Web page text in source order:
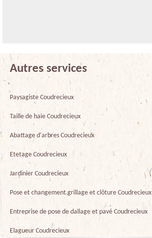
Autres services
Paysagiste Coudrecieux
Taille de haie Coudrecieux
Abattage d'arbres Coudrecieux
Etetage Coudrecieux
Jardinier Coudrecieux
Pose et changement grillage et clôture Coudrecieux
Entreprise de pose de dallage et pavé Coudrecieux
Elagueur Coudrecieux